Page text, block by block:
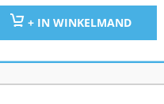
+ IN WINKELMAND